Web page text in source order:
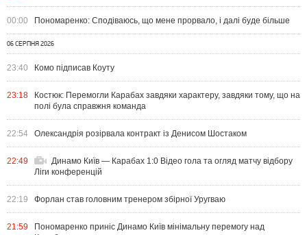
00:00 Пономаренко: Сподіваюсь, що мене прорвало, і далі буде більше
06 СЕРПНЯ 2026
23:40 Комо підписав Коуту
23:18
Костюк: Перемогли Карабах завдяки характеру, завдяки тому, що на
полі була справжня команда
22:54 Олександрія розірвала контракт із Денисом Шостаком
22:49
Динамо Київ — Карабах 1:0 Відео гола та огляд матчу відбору
Ліги конференцій
22:19 Форлан став головним тренером збірної Уругваю
21:59
Пономаренко приніс Динамо Київ мінімальну перемогу над